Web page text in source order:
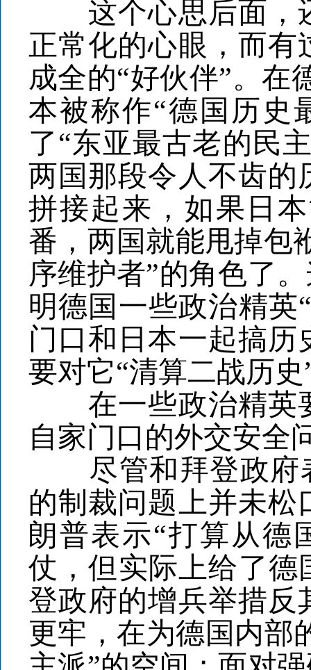
这个心思后面，还
正常化的心眼，而有
成全的“好伙伴”。在
本被称作“德国历史
了“东亚最古老的民
两国那段令人不齿的
拼接起来，如果日
番，两国就能甩掉包
序维护者”的角色了
明德国一些政治精英
门口和日本一起搞
要对它“清算二战历
在一些政治精英要
自家门口的外交安全
尽管和拜登政府表
的制裁问题上并未松
朗普表示“打算从德
仗，但实际上给了德
登政府的增兵举措反
更牢，在为德国内部